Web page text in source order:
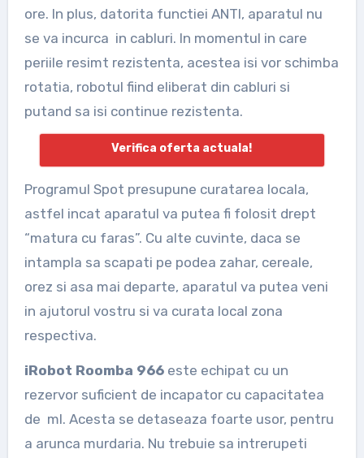
ore. In plus, datorita functiei ANTI, aparatul nu
se va incurca in cabluri. In momentul in care
periile resimt rezistenta, acestea isi vor schimba
rotatia, robotul fiind eliberat din cabluri si
putand sa isi continue rezistenta.
Verifica oferta actuala!
Programul Spot presupune curatarea locala,
astfel incat aparatul va putea fi folosit drept
“matura cu faras”. Cu alte cuvinte, daca se
intampla sa scapati pe podea zahar, cereale,
orez si asa mai departe, aparatul va putea veni
in ajutorul vostru si va curata local zona
respectiva.
iRobot Roomba 966 este echipat cu un
rezervor suficient de incapator cu capacitatea
de ml. Acesta se detaseaza foarte usor, pentru
a arunca murdaria. Nu trebuie sa intrerupeti